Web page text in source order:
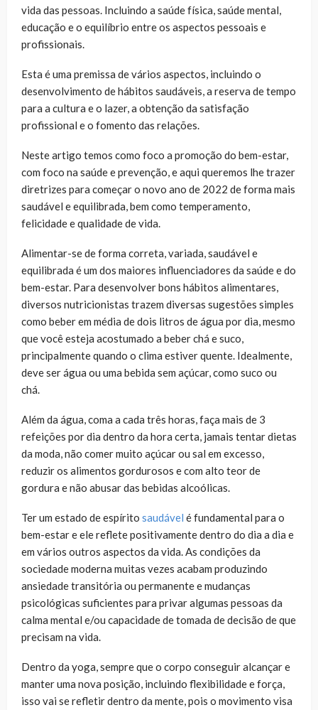
vida das pessoas. Incluindo a saúde física, saúde mental,
educação e o equilíbrio entre os aspectos pessoais e
profissionais.
Esta é uma premissa de vários aspectos, incluindo o
desenvolvimento de hábitos saudáveis, a reserva de tempo
para a cultura e o lazer, a obtenção da satisfação
profissional e o fomento das relações.
Neste artigo temos como foco a promoção do bem-estar,
com foco na saúde e prevenção, e aqui queremos lhe trazer
diretrizes para começar o novo ano de 2022 de forma mais
saudável e equilibrada, bem como temperamento,
felicidade e qualidade de vida.
Alimentar-se de forma correta, variada, saudável e
equilibrada é um dos maiores influenciadores da saúde e do
bem-estar. Para desenvolver bons hábitos alimentares,
diversos nutricionistas trazem diversas sugestões simples
como beber em média de dois litros de água por dia, mesmo
que você esteja acostumado a beber chá e suco,
principalmente quando o clima estiver quente. Idealmente,
deve ser água ou uma bebida sem açúcar, como suco ou
chá.
Além da água, coma a cada três horas, faça mais de 3
refeições por dia dentro da hora certa, jamais tentar dietas
da moda, não comer muito açúcar ou sal em excesso,
reduzir os alimentos gordurosos e com alto teor de
gordura e não abusar das bebidas alcoólicas.
Ter um estado de espírito saudável é fundamental para o
bem-estar e ele reflete positivamente dentro do dia a dia e
em vários outros aspectos da vida. As condições da
sociedade moderna muitas vezes acabam produzindo
ansiedade transitória ou permanente e mudanças
psicológicas suficientes para privar algumas pessoas da
calma mental e/ou capacidade de tomada de decisão de que
precisam na vida.
Dentro da yoga, sempre que o corpo conseguir alcançar e
manter uma nova posição, incluindo flexibilidade e força,
isso vai se refletir dentro da mente, pois o movimento visa